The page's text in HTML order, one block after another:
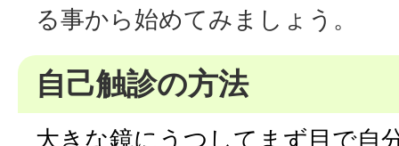
る事から始めてみましょう。
自己触診の方法
大きな鏡にうつしてまず目で自